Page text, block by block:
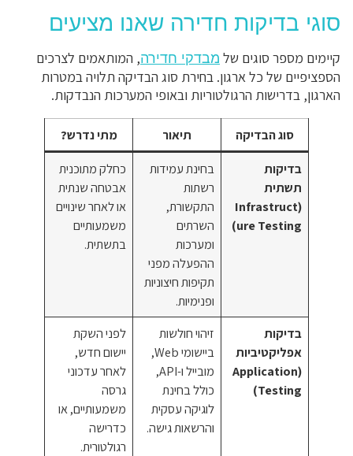
סוגי בדיקות חדירה שאנו מציעים
קיימים מספר סוגים של מבדקי חדירה, המותאמים לצרכים
הספציפיים של כל ארגון. בחירת סוג הבדיקה תלויה במטרות
הארגון, בדרישות הרגולטוריות ובאופי המערכות הנבדקות.
סוג הבדיקה תיאור
מתי נדרש?
בדיקות
תשתית
(Infrastruct
ure Testing)
בחינת עמידות
רשתות
התקשורת,
השרתים
ומערכות
ההפעלה מפני
תקיפות חיצוניות
ופנימיות.
כחלק מתוכנית
אבטחה שנתית
או לאחר שינויים
משמעותיים
בתשתית.
בדיקות
אפליקטיביות
(Application
Testing)
זיהוי חולשות
ביישומי Web,
מובייל ו-API,
כולל בחינת
לוגיקה עסקית
והרשאות גישה.
לפני השקת
יישום חדש,
לאחר עדכוני
גרסה
משמעותיים, או
כדרישה
רגולטורית.